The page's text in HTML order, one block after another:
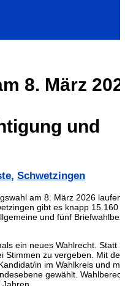
8. März
und
, Schwetzingen
am 8. März 2026 laufen
gibt es knapp 15.160
und fünf
ein neues Wahlrecht. Statt
Stimmen zu vergeben. Mit der
in im Wahlkreis und mit
gewählt.